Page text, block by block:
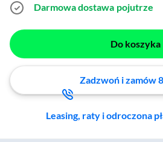
Darmowa dostawa pojutrze
Do koszyka
Zadzwoń i zamów
Leasing, raty i odroczona